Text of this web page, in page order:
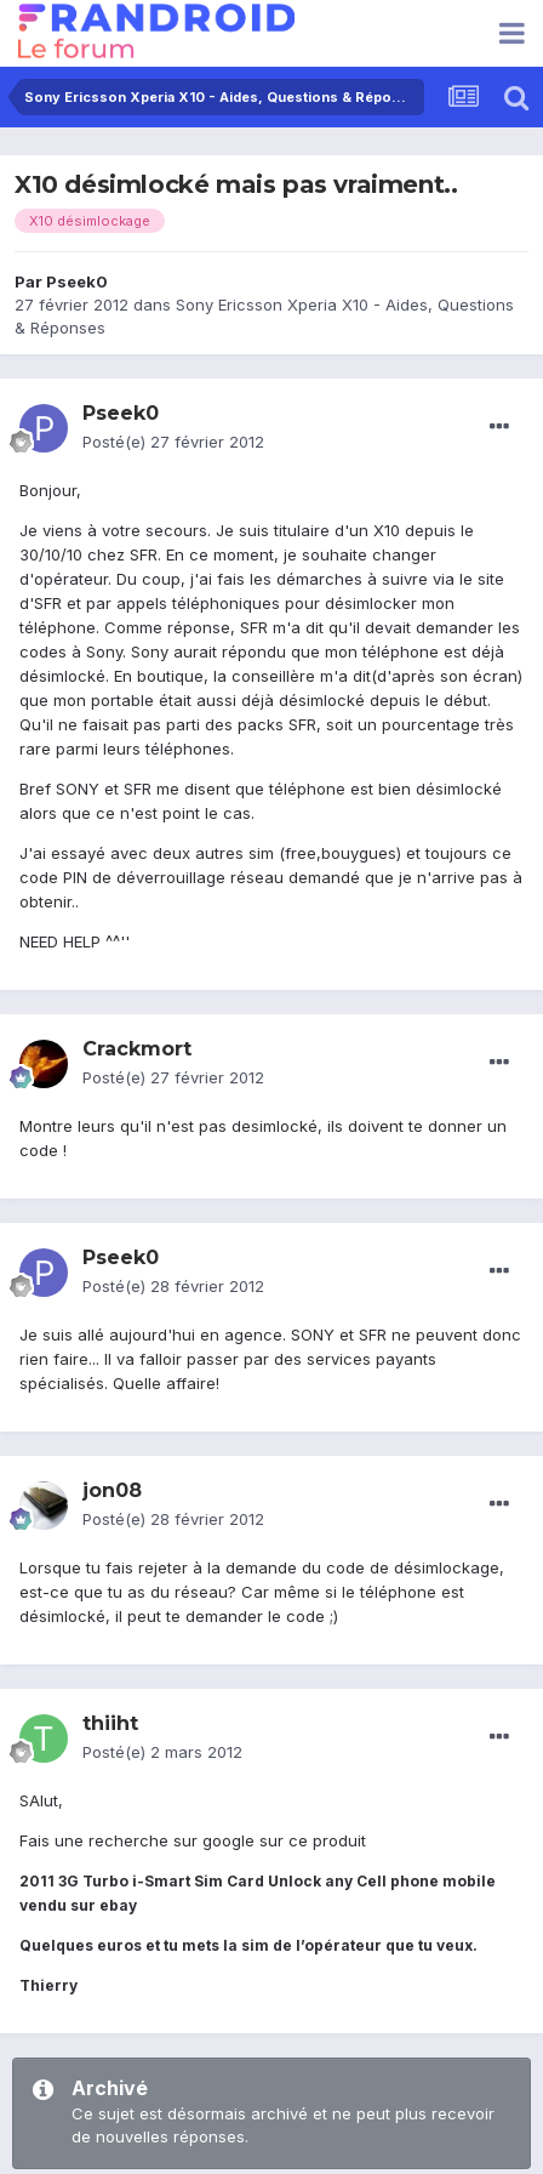
Sony Ericsson Xperia X10 - Aides, Questions & Réponses
X10 désimlocké mais pas vraiment..
X10 désimlockage
Par Pseek0
27 février 2012 dans Sony Ericsson Xperia X10 - Aides, Questions
& Réponses
Pseek0
Posté(e) 27 février 2012
Bonjour,
Je viens à votre secours. Je suis titulaire d'un X10 depuis le
30/10/10 chez SFR. En ce moment, je souhaite changer
d'opérateur. Du coup, j'ai fais les démarches à suivre via le site
d'SFR et par appels téléphoniques pour désimlocker mon
téléphone. Comme réponse, SFR m'a dit qu'il devait demander les
codes à Sony. Sony aurait répondu que mon téléphone est déjà
désimlocké. En boutique, la conseillère m'a dit(d'après son écran)
que mon portable était aussi déjà désimlocké depuis le début.
Qu'il ne faisait pas parti des packs SFR, soit un pourcentage très
rare parmi leurs téléphones.
Bref SONY et SFR me disent que téléphone est bien désimlocké
alors que ce n'est point le cas.
J'ai essayé avec deux autres sim (free,bouygues) et toujours ce
code PIN de déverrouillage réseau demandé que je n'arrive pas à
obtenir..
NEED HELP ^^''
Crackmort
Posté(e) 27 février 2012
Montre leurs qu'il n'est pas desimlocké, ils doivent te donner un
code !
Pseek0
Posté(e) 28 février 2012
Je suis allé aujourd'hui en agence. SONY et SFR ne peuvent donc
rien faire... Il va falloir passer par des services payants
spécialisés. Quelle affaire!
jon08
Posté(e) 28 février 2012
Lorsque tu fais rejeter à la demande du code de désimlockage,
est-ce que tu as du réseau? Car même si le téléphone est
désimlocké, il peut te demander le code ;)
thiiht
Posté(e) 2 mars 2012
SAlut,
Fais une recherche sur google sur ce produit
2011 3G Turbo i-Smart Sim Card Unlock any Cell phone mobile
vendu sur ebay
Quelques euros et tu mets la sim de l’opérateur que tu veux.
Thierry
Archivé
Ce sujet est désormais archivé et ne peut plus recevoir
de nouvelles réponses.